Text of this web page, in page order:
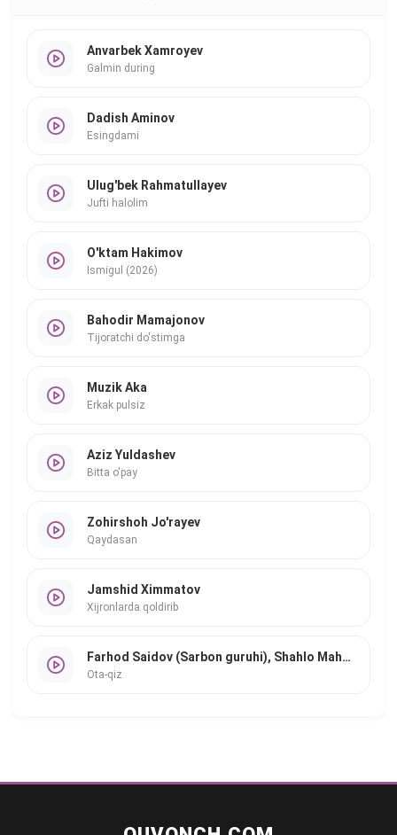
Anvarbek Xamroyev
Galmin during
Dadish Aminov
Esingdami
Ulug'bek Rahmatullayev
Jufti halolim
O'ktam Hakimov
Ismigul (2026)
Bahodir Mamajonov
Tijoratchi do'stimga
Muzik Aka
Erkak pulsiz
Aziz Yuldashev
Bitta o'pay
Zohirshoh Jo'rayev
Qaydasan
Jamshid Ximmatov
Xijronlarda qoldirib
Farhod Saidov (Sarbon guruhi), Shahlo Mahmudova
Ota-qiz